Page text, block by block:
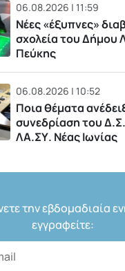
06.08.2026 | 11:59
Νέες «έξυπνες»
σχολεία του Δήμου
Πεύκης
06.08.2026 | 10:52
Ποια θέματα
συνεδρίαση του
ΛΑ.ΣΥ. Νέας Ιωνίας
την εβδομαδιαία
εγγραφείτε: